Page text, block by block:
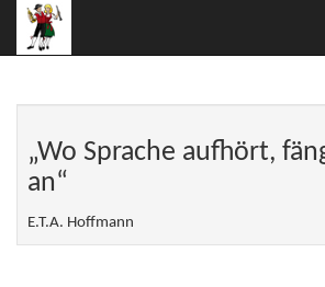
„Wo Sprache aufhört,
an“
E.T.A. Hoffmann